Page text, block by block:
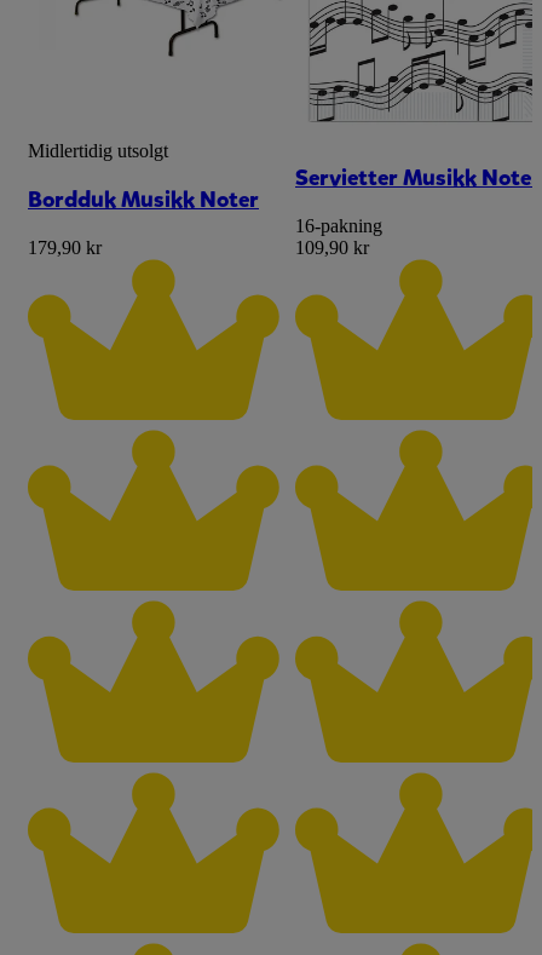
Midlertidig utsolgt
Bordduk Musikk Noter
179,90 kr
Servietter Musikk Noter
16-pakning
109,90 kr